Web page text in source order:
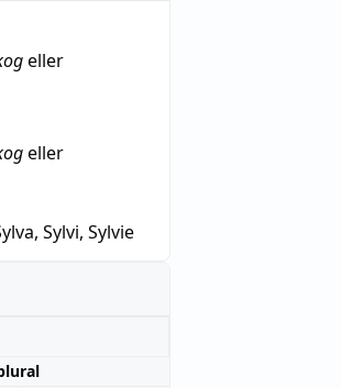
eller
eller
Sylvi, Sylvie